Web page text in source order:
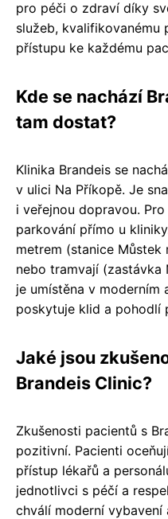
pro péči o zdraví díky
služeb, kvalifikovanému
přístupu ke každému
Kde se nachází
tam dostat?
Klinika Brandeis se
v ulici Na Příkopě. Je
i veřejnou dopravou.
parkování přímo u
metrem (stanice Můstek
nebo tramvají (zastávka
je umístěna v moderním
poskytuje klid a pohodlí
Jaké jsou
Brandeis Clinic?
Zkušenosti pacientů s
pozitivní. Pacienti
přístup lékařů a
jednotlivci s péčí a
chválí moderní